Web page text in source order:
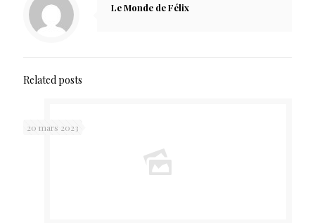
Le Monde de Félix
Related posts
20 mars 2023